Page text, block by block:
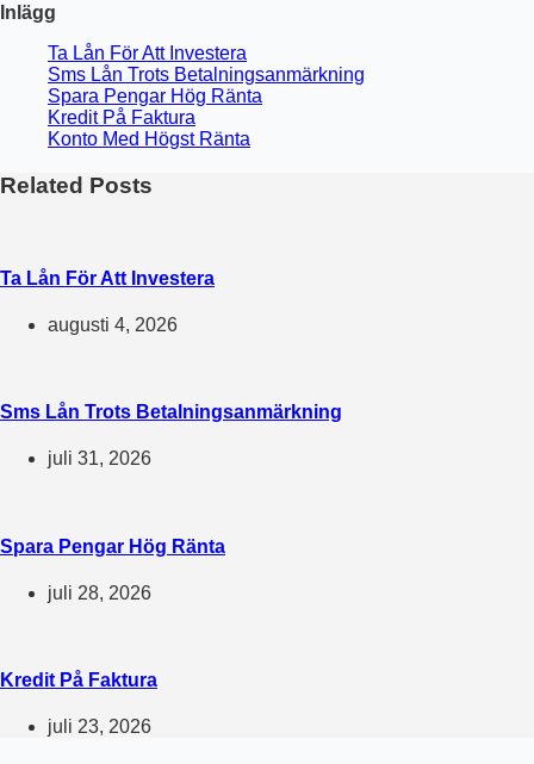
Inlägg
Ta Lån För Att Investera
Sms Lån Trots Betalningsanmärkning
Spara Pengar Hög Ränta
Kredit På Faktura
Konto Med Högst Ränta
Related Posts
Ta Lån För Att Investera
augusti 4, 2026
Sms Lån Trots Betalningsanmärkning
juli 31, 2026
Spara Pengar Hög Ränta
juli 28, 2026
Kredit På Faktura
juli 23, 2026